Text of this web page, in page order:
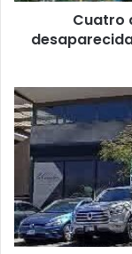
Cuatro
Riña
en
antro
Querétaro
deja
una
persona